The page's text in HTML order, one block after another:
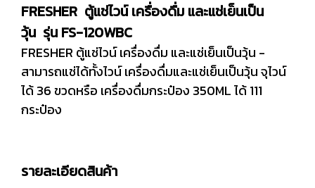
FRESHER ตู้แช่ไวน์ เครื่องดื่ม และแช่เย็นเป็น
วุ้น รุ่น FS-120WBC
FRESHER ตู้แช่ไวน์ เครื่องดื่ม และแช่เย็นเป็นวุ้น -
สามารถแช่ได้ทั้งไวน์ เครื่องดื่มและแช่เย็นเป็นวุ้น จุไวน์
ได้ 36 ขวดหรือ เครื่องดื่มกระป๋อง 350ML ได้ 111
กระป๋อง
รายละเอียดสินค้า